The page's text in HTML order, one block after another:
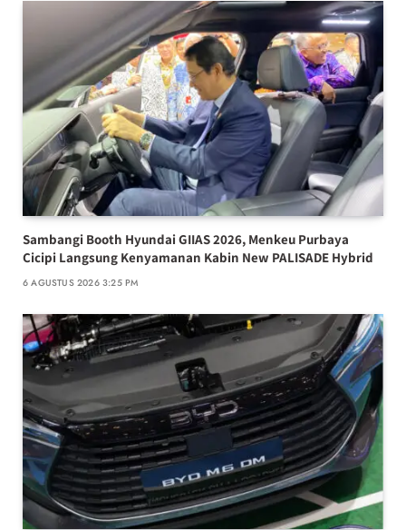
Sambangi Booth Hyundai GIIAS 2026, Menkeu Purbaya
Cicipi Langsung Kenyamanan Kabin New PALISADE Hybrid
6 AGUSTUS 2026 3:25 PM